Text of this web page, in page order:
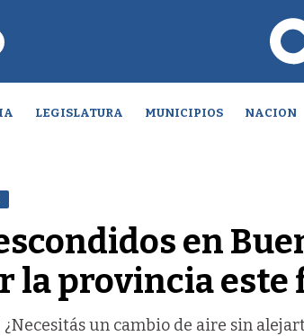
LEGISLATURA MUNICIPIOS NACION
en
la provincia este
| ¿Necesitás un cambio de aire sin